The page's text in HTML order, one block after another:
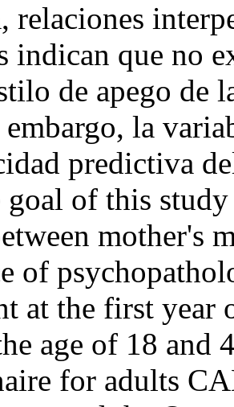
relaciones
indican que no
de apego de
la
predictiva
of this
mother's
of
at the first year
age of 18 and
for adults